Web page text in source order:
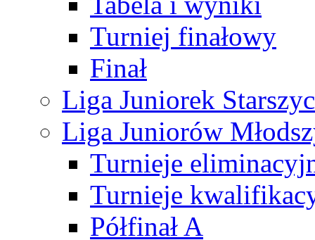
Turniej finałowy
Finał
Liga Juniorek
Liga Juniorów
Turnieje
Turnieje
Półfinał A